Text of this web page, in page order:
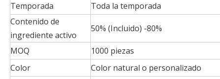
Temporada
Toda la temporada
Contenido de
ingrediente activo
50% (Incluido) -80%
MOQ
1000 piezas
Color
Color natural o personalizado